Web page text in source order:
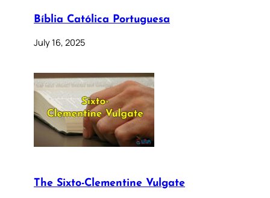
Bíblia Católica Portuguesa
July 16, 2025
The Sixto-Clementine Vulgate